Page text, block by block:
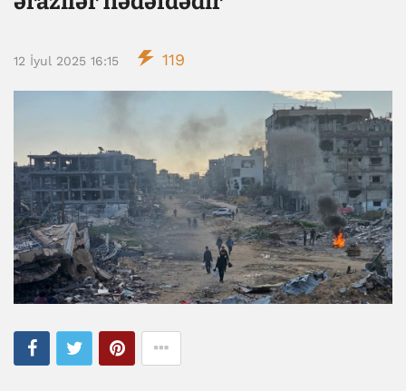
12 İyul 2025 16:15 119